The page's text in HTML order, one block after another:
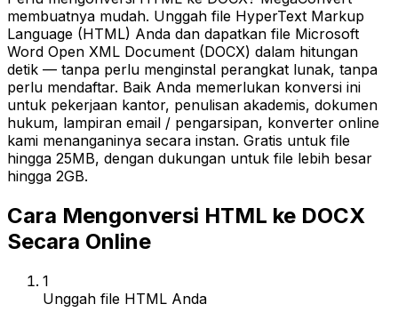
membuatnya mudah. Unggah file HyperText Markup
Language (HTML) Anda dan dapatkan file Microsoft
Word Open XML Document (DOCX) dalam hitungan
detik — tanpa perlu menginstal perangkat lunak, tanpa
perlu mendaftar. Baik Anda memerlukan konversi ini
untuk pekerjaan kantor, penulisan akademis, dokumen
hukum, lampiran email / pengarsipan, konverter online
kami menanganinya secara instan. Gratis untuk file
hingga 25MB, dengan dukungan untuk file lebih besar
hingga 2GB.
Cara Mengonversi HTML ke DOCX
Secara Online
1
Unggah file HTML Anda